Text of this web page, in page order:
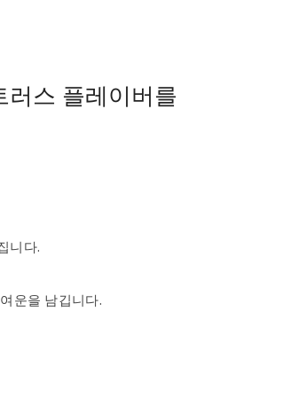
스 플레이버를
니다.
운을 남깁니다.